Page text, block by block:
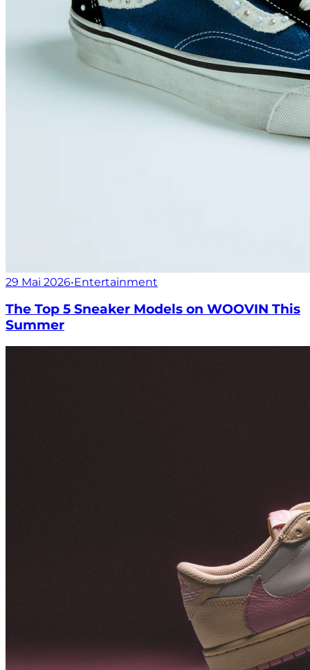
29 Mai 2026•Entertainment
The Top 5 Sneaker Models on WOOVIN This
Summer